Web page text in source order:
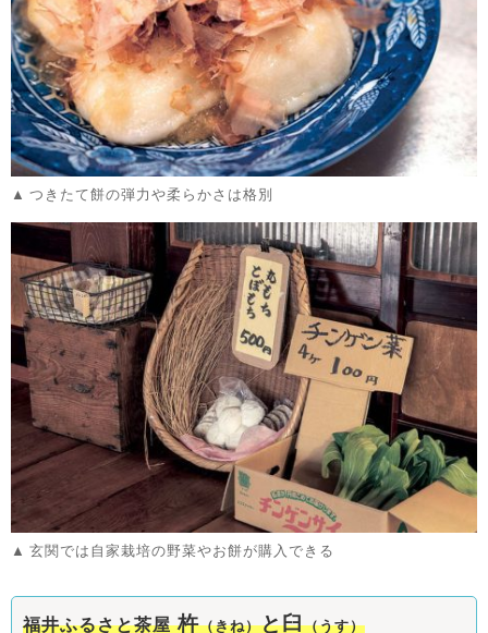
つきたて餅の弾力や柔らかさは格別
玄関では自家栽培の野菜やお餅が購入できる
福井ふるさと茶屋杵（きね）と臼（うす）